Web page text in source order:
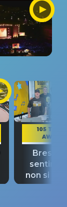
105 TAKE
AWAY
Bresh:
non si
fino alla